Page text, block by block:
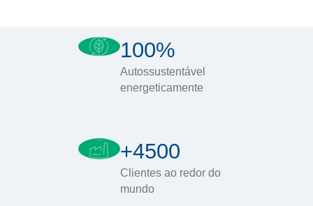
100%
Autossustentável
energeticamente
+4500
Clientes ao redor do
mundo